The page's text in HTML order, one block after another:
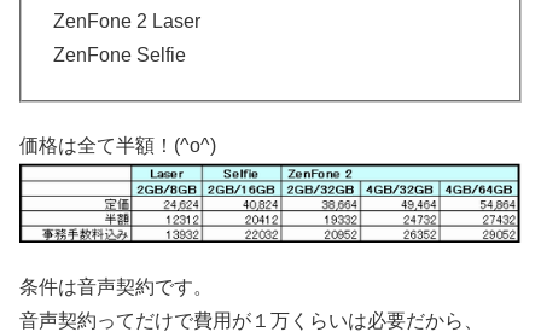
ZenFone 2 Laser
ZenFone Selfie
価格は全て半額！(^o^)
条件は音声契約です。
音声契約ってだけで費用が１万くらいは必要だから、